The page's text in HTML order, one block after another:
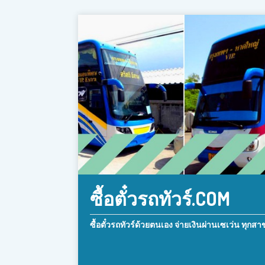
ซื้อตั๋วรถทัวร์.COM
ซื้อตั๋วรถทัวร์ด้วยตนเอง จ่ายเงินผ่านเซเว่น ทุกสา